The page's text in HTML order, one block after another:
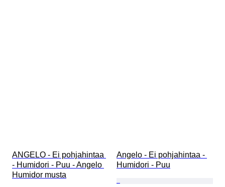
ANGELO - Ei pohjahintaa
- Humidori - Puu - Angelo
Humidor musta
Angelo - Ei pohjahintaa -
Humidori - Puu